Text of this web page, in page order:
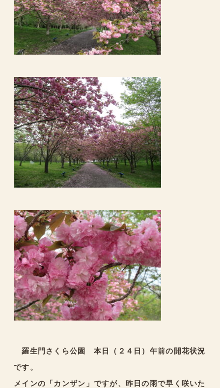
羅生門さくら公園 本日（２４日）午前の開花状況
です。
メインの「カンザン」ですが、昨日の雨で早く咲いた